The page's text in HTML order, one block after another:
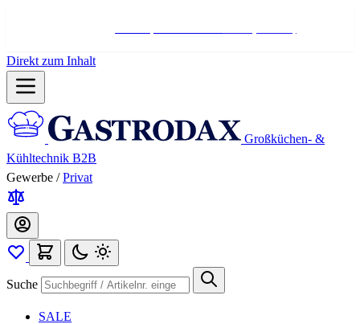
Direkt zum Inhalt
Großküchen- &
Kühltechnik B2B
Gewerbe / Privat
Suche
SALE